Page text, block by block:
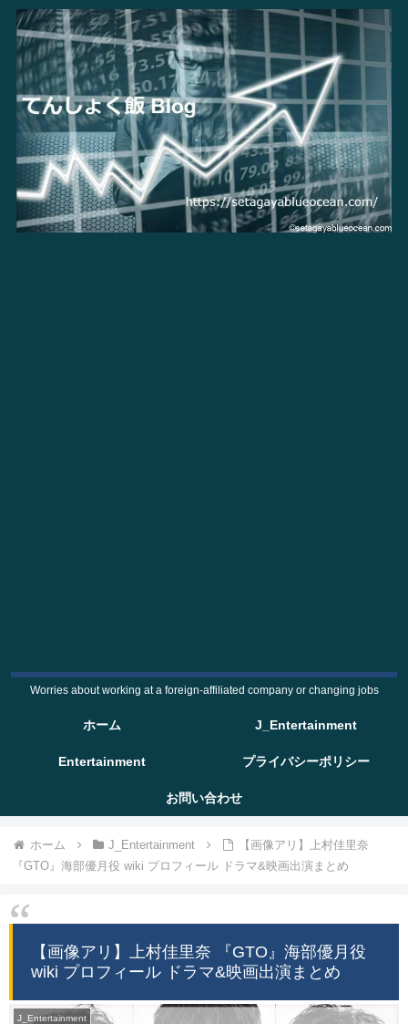
Worries about working at a foreign-affiliated company or changing jobs
ホーム J_Entertainment
Entertainment プライバシーポリシー
お問い合わせ
ホーム J_Entertainment
【画像アリ】上村佳里奈
『GTO』海部優月役 wiki プロフィール ドラマ&映画出演まとめ
【画像アリ】上村佳里奈 『GTO』海部優月役
wiki プロフィール ドラマ&映画出演まとめ
J_Entertainment